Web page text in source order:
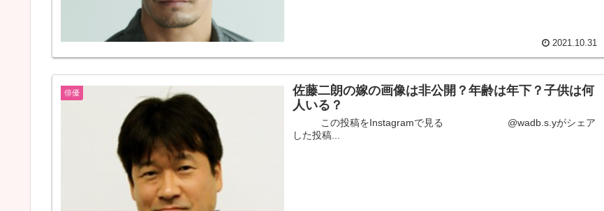
2021.10.31
俳優
佐藤二朗の嫁の画像は非公開？年齢は年下？子供は何
人いる？
この投稿をInstagramで見る @wadb.s.yがシェア
した投稿...